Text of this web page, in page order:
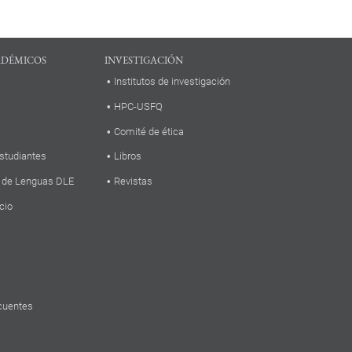
Lenguas DLE
INVESTIGACIÓN
Institutos de investigación
HPC-USFQ
Comité de ética
Libros
Revistas